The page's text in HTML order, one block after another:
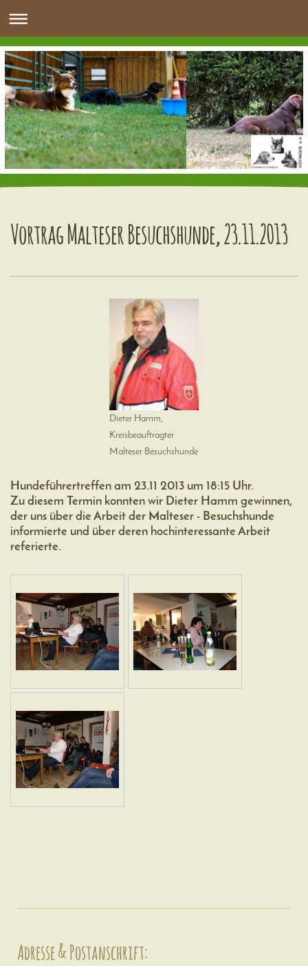
Vortrag Malteser Besuchshunde, 23.11.2013
Dieter Hamm,
Kreisbeauftragter
Malteser Besuchshunde
Hundeführertreffen am 23.11 2013 um 18:15 Uhr.
Zu diesem Termin konnten wir Dieter Hamm gewinnen,
der uns über die Arbeit der Malteser - Besuchshunde
informierte und über deren hochinteressante Arbeit
referierte.
Adresse & Postanschrift: